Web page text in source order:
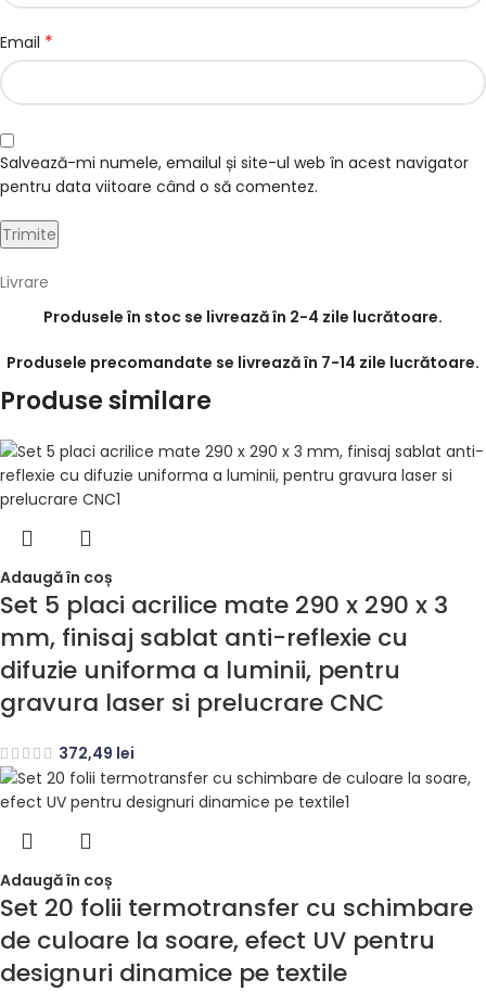
Email *
Salvează-mi numele, emailul și site-ul web în acest navigator
pentru data viitoare când o să comentez.
Livrare
Produsele în stoc se livrează în 2-4 zile lucrătoare.
Produsele precomandate se livrează în 7-14 zile lucrătoare.
Produse similare
Adaugă în coș
Set 5 placi acrilice mate 290 x 290 x 3
mm, finisaj sablat anti-reflexie cu
difuzie uniforma a luminii, pentru
gravura laser si prelucrare CNC
372,49 lei
Adaugă în coș
Set 20 folii termotransfer cu schimbare
de culoare la soare, efect UV pentru
designuri dinamice pe textile